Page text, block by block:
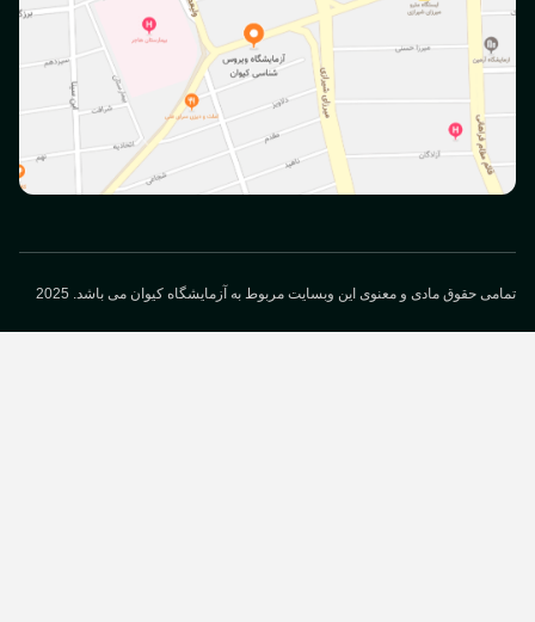
حقوق مادی و معنوی این وبسایت مربوط به آزمایشگاه کیوان می باشد. 2025